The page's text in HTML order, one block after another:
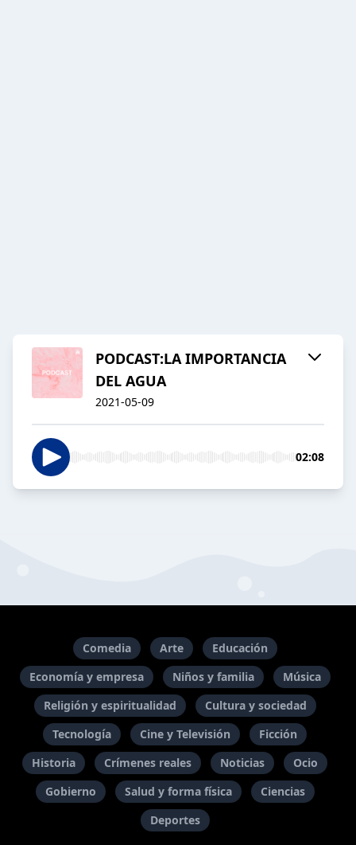
PODCAST:LA IMPORTANCIA
DEL AGUA
2021-05-09
02:08
Comedia Arte
Educación
Economía y empresa
Niños y familia
Música
Religión y espiritualidad
Cultura y sociedad
Tecnología
Cine y Televisión
Ficción
Historia
Crímenes reales Noticias
Ocio
Gobierno
Salud y forma física
Ciencias
Deportes